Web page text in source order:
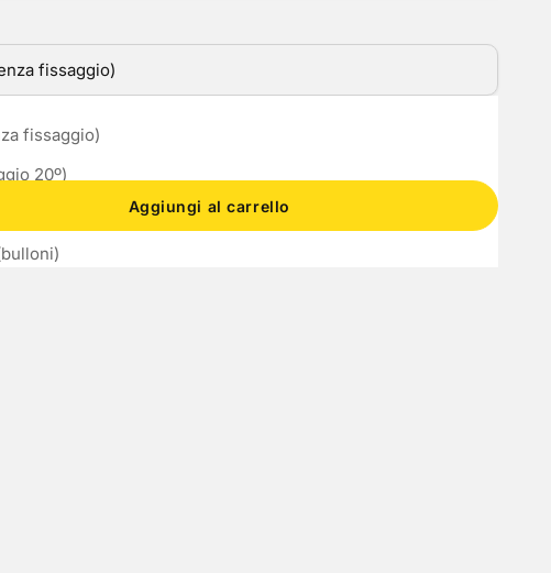
fissaggio)
fissaggio)
20º)
regolabile)
quantità
Aumenta quantità
Aggiungi al carrello